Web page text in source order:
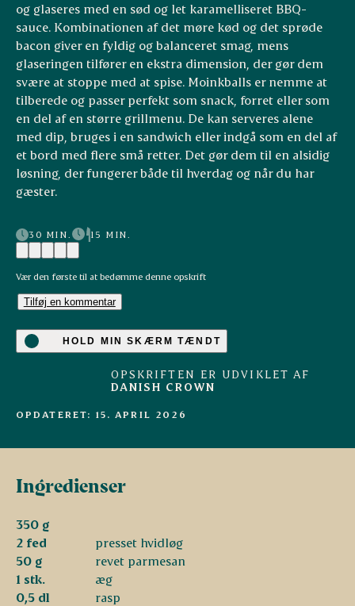
og glaseres med en sød og let karamelliseret BBQ-
sauce. Kombinationen af det møre kød og det sprøde
bacon giver en fyldig og balanceret smag, mens
glaseringen tilfører en ekstra dimension, der gør dem
svære at stoppe med at spise. Moinkballs er nemme at
tilberede og passer perfekt som snack, forret eller som
en del af en større grillmenu. De kan serveres alene
med dip, bruges i en sandwich eller indgå som en del af
et bord med flere små retter. Det gør dem til en alsidig
løsning, der fungerer både til hverdag og når du har
gæster.
30 MIN. 15 MIN.
Vær den første til at bedømme denne opskrift
Tilføj en kommentar
HOLD MIN SKÆRM TÆNDT
OPSKRIFTEN ER UDVIKLET AF
DANISH CROWN
OPDATERET: 15. APRIL 2026
Ingredienser
350 g
2 fed
presset hvidløg
50 g
revet parmesan
1 stk.
æg
0,5 dl
rasp